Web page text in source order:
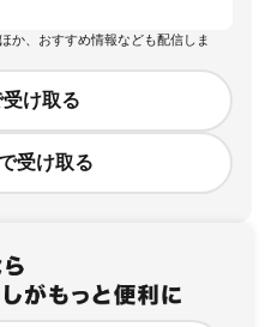
か、おすすめ情報なども配信しま
け取る
受け取る